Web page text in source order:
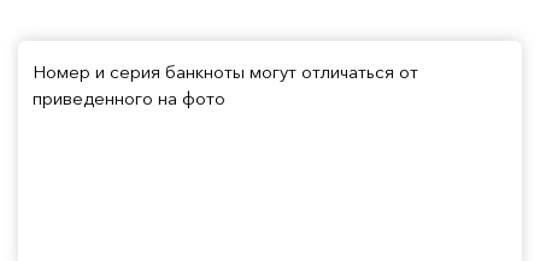
Номер и серия банкноты могут отличаться от
приведенного на фото